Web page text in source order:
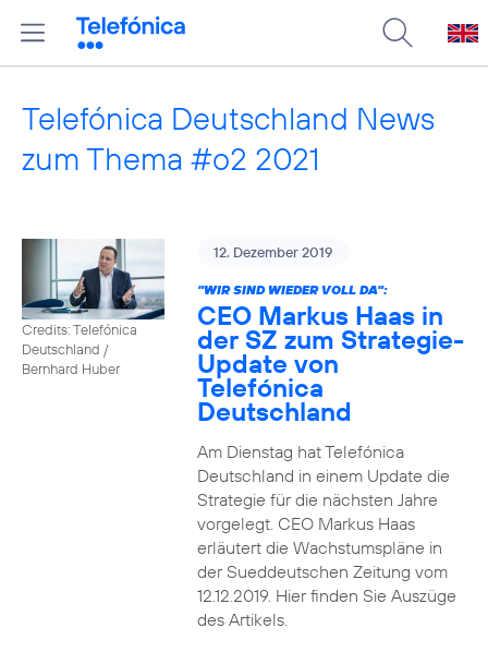
Telefónica Deutschland News
zum Thema #o2 2021
Credits: Telefónica
Deutschland /
Bernhard Huber
12. Dezember 2019
"WIR SIND WIEDER VOLL DA":
CEO Markus Haas in
der SZ zum Strategie-
Update von
Telefónica
Deutschland
Am Dienstag hat Telefónica
Deutschland in einem Update die
Strategie für die nächsten Jahre
vorgelegt. CEO Markus Haas
erläutert die Wachstumspläne in
der Sueddeutschen Zeitung vom
12.12.2019. Hier finden Sie Auszüge
des Artikels.